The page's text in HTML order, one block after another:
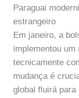
Paraguai
estrangeiro
Em janeiro, a
implementou um
tecnicamente
mudança é
global fluirá para